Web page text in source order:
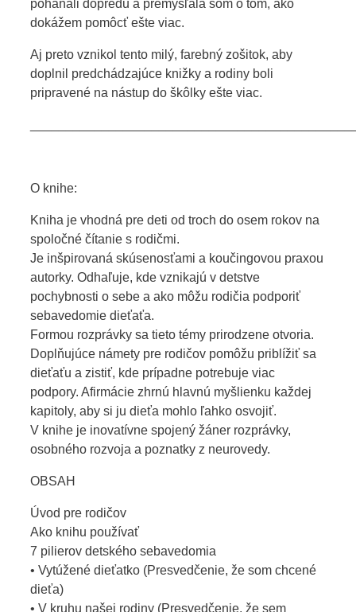
poháňali dopredu a premýšľala som o tom, ako
dokážem pomôcť ešte viac.
Aj preto vznikol tento milý, farebný zošitok, aby
doplnil predchádzajúce knižky a rodiny boli
pripravené na nástup do škôlky ešte viac.
O knihe:
Kniha je vhodná pre deti od troch do osem rokov na
spoločné čítanie s rodičmi.
Je inšpirovaná skúsenosťami a koučingovou praxou
autorky. Odhaľuje, kde vznikajú v detstve
pochybnosti o sebe a ako môžu rodičia podporiť
sebavedomie dieťaťa.
Formou rozprávky sa tieto témy prirodzene otvoria.
Doplňujúce námety pre rodičov pomôžu priblížiť sa
dieťaťu a zistiť, kde prípadne potrebuje viac
podpory. Afirmácie zhrnú hlavnú myšlienku každej
kapitoly, aby si ju dieťa mohlo ľahko osvojiť.
V knihe je inovatívne spojený žáner rozprávky,
osobného rozvoja a poznatky z neurovedy.
OBSAH
Úvod pre rodičov
Ako knihu používať
7 pilierov detského sebavedomia
• Vytúžené dieťatko (Presvedčenie, že som chcené
dieťa)
• V kruhu našej rodiny (Presvedčenie, že sem